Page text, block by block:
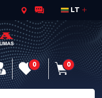
LT
0 0